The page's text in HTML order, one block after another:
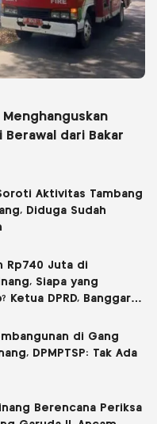
Menghanguskan
Berawal dari Bakar
Soroti Aktivitas Tambang
Diduga Sudah
Rp740 Juta di
Siapa yang
Ketua DPRD, Banggar
di Gang
DPMPTSP: Tak Ada
Berencana Periksa